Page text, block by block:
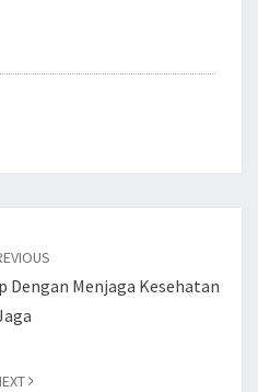
Menjaga Kesehatan